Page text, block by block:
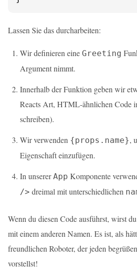
Lassen Sie das durcharbeiten:
Wir definieren eine Greeting
Argument nimmt.
Innerhalb der Funktion geben wir
Reacts Art, HTML-ähnlichen Code
schreiben).
Wir verwenden {props.name},
Eigenschaft einzufügen.
In unsererApp Komponente
/> dreimal mit unterschiedlichen
Wenn du diesen Code ausführst, wirst
mit einem anderen Namen. Es ist, als
freundlichen Roboter, der jeden
vorstellst!